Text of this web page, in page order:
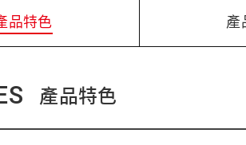
品特色 產
產品特色